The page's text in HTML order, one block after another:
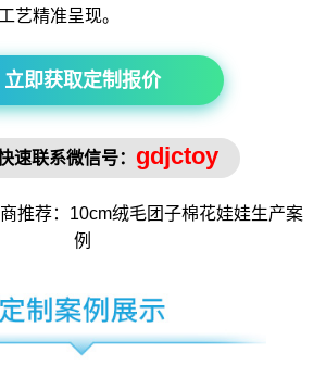
艺精准呈现。
立即获取定制报价
速联系微信号： gdjctoy
推荐：10cm绒毛团子棉花娃娃生产案
例